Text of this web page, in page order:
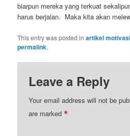
biarpun mereka yang terkuat
harus berjalan. Maka kita akan
This entry was posted inartikel motivasi
permalink.
Leave a Reply
Your email address will not be
are marked*